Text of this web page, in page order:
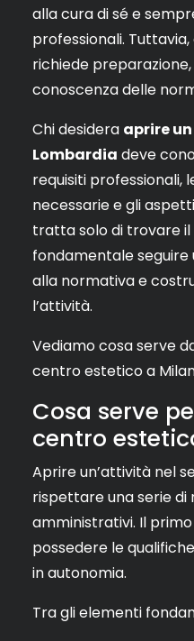
alla cura di sé e
professionali.
richiede
conoscenza delle
Chi desidera aprire
Lombardia deve
requisiti professionali,
necessarie e gli
tratta solo di trovare il
fondamentale
alla normativa e
l’attività.
Vediamo cosa serve
centro estetico a
Cosa serve
centro
Aprire un’attività nel
rispettare una serie di
amministrativi. Il
possedere le
in autonomia.
Tra gli elementi